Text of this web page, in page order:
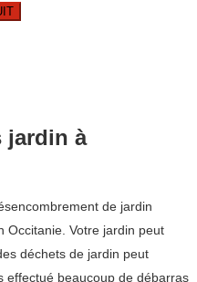
jardin à
de jardin
Occitanie. Votre jardin peut
déchets de jardin peut
effectué beaucoup de débarras